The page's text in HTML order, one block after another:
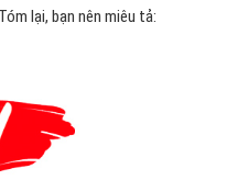
lại, bạn nên miêu tả: